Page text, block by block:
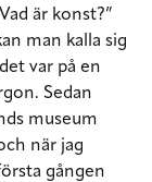
är konst?”
man kalla sig
var på en
Sedan
museum
när jag
gången